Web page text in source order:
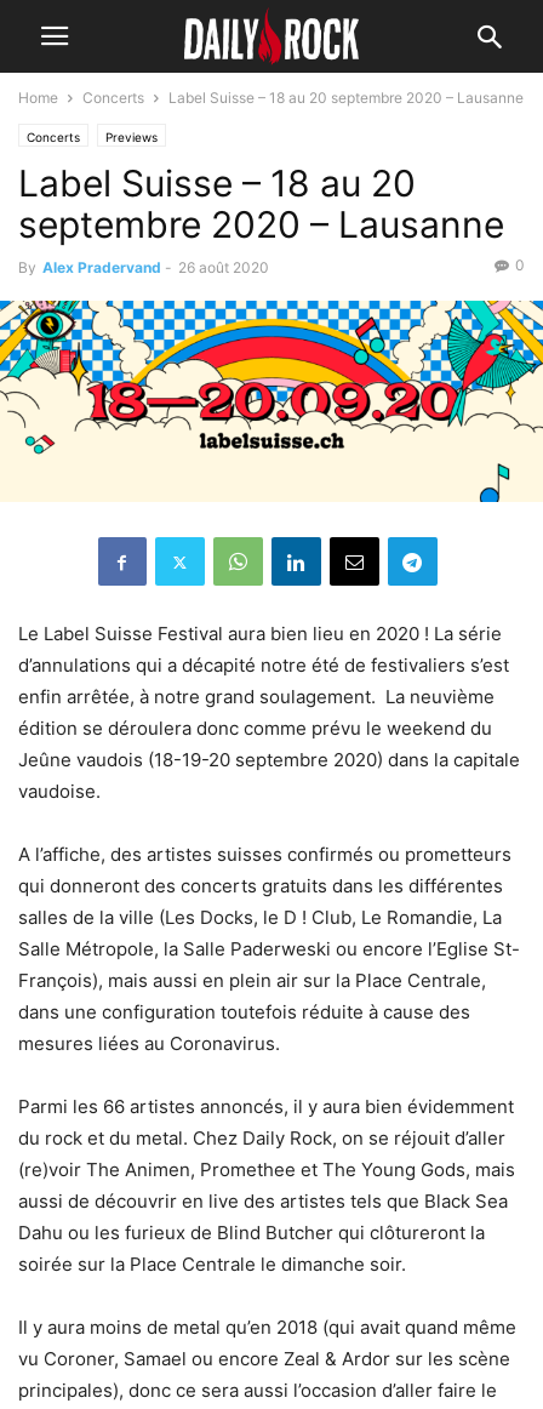
Home Concerts Label Suisse – 18 au 20 septembre 2020 – Lausanne
Concerts Previews
Label Suisse – 18 au 20
septembre 2020 – Lausanne
By Alex Pradervand - 26 août 2020 0
Le Label Suisse Festival aura bien lieu en 2020 ! La série
d’annulations qui a décapité notre été de festivaliers s’est
enfin arrêtée, à notre grand soulagement. La neuvième
édition se déroulera donc comme prévu le weekend du
Jeûne vaudois (18-19-20 septembre 2020) dans la capitale
vaudoise.
A l’affiche, des artistes suisses confirmés ou prometteurs
qui donneront des concerts gratuits dans les différentes
salles de la ville (Les Docks, le D ! Club, Le Romandie, La
Salle Métropole, la Salle Paderweski ou encore l’Eglise St-
François), mais aussi en plein air sur la Place Centrale,
dans une configuration toutefois réduite à cause des
mesures liées au Coronavirus.
Parmi les 66 artistes annoncés, il y aura bien évidemment
du rock et du metal. Chez Daily Rock, on se réjouit d’aller
(re)voir The Animen, Promethee et The Young Gods, mais
aussi de découvrir en live des artistes tels que Black Sea
Dahu ou les furieux de Blind Butcher qui clôtureront la
soirée sur la Place Centrale le dimanche soir.
Il y aura moins de metal qu’en 2018 (qui avait quand même
vu Coroner, Samael ou encore Zeal & Ardor sur les scène
principales), donc ce sera aussi l’occasion d’aller faire le